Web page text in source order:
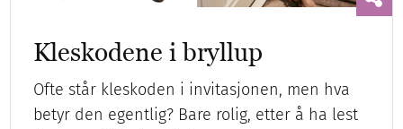
Kleskodene i bryllup
Ofte står kleskoden i invitasjonen, men hva
betyr den egentlig? Bare rolig, etter å ha lest